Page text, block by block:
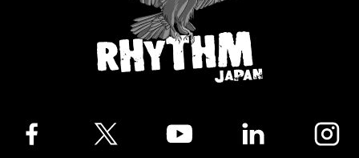
Facebook Twitter LinkedIn